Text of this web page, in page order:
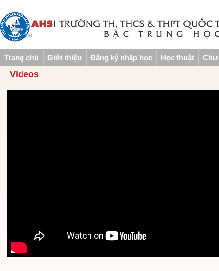
Trang chủ Giới thiệu Đăng ký nhập học Học thuật
Videos